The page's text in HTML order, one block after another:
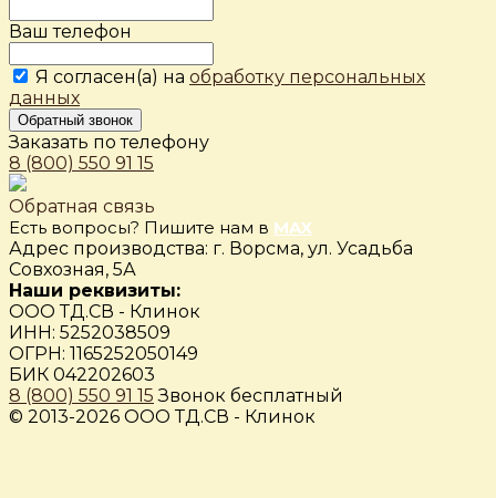
Ваш телефон
Я согласен(а) на обработку персональных
данных
Обратный звонок
Заказать по телефону
8 (800) 550 91 15
Обратная связь
Есть вопросы? Пишите нам в MAX
Адрес производства: г. Ворсма, ул. Усадьба
Совхозная, 5А
Наши реквизиты:
ООО ТД.СВ - Клинок
ИНН: 5252038509
ОГРН: 1165252050149
БИК 042202603
8 (800) 550 91 15 Звонок бесплатный
© 2013-2026 ООО ТД.СВ - Клинок